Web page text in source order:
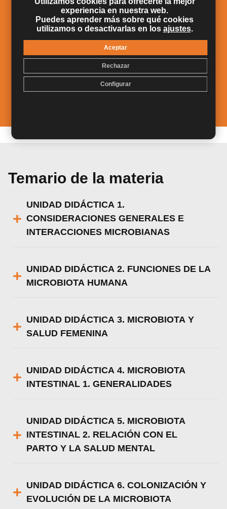
Identificar las fases de colonización y
evolución de lamicrobiota a lo largo de la
vida.
Subrayar la importancia de laleche materna
y los alimentos como aliados del equilibrio
Temario de la materia
UNIDAD DIDÁCTICA 1.
CONSIDERACIONES GENERALES E
INTERACCIONES MICROBIANAS
UNIDAD DIDÁCTICA 2. FUNCIONES DE LA
MICROBIOTA HUMANA
UNIDAD DIDÁCTICA 3. MICROBIOTA Y
SALUD FEMENINA
UNIDAD DIDÁCTICA 4. MICROBIOTA
INTESTINAL 1. GENERALIDADES
UNIDAD DIDÁCTICA 5. MICROBIOTA
INTESTINAL 2. RELACIÓN CON EL
PARTO Y LA SALUD MENTAL
UNIDAD DIDÁCTICA 6. COLONIZACIÓN Y
EVOLUCIÓN DE LA MICROBIOTA
experiencia en nuestra web.
Puedes aprender más sobre qué cookies
utilizamos o desactivarlas en losajustes.
Aceptar
Rechazar
Configurar